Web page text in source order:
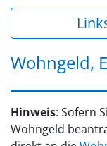
Wohngeld,
Hinweis: Sofern
Wohngeld